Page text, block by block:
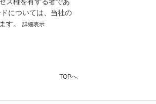
ス権を有する者であ
については、当社の
す。
詳細表示
TOPへ